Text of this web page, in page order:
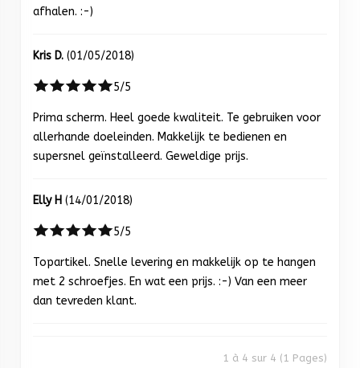
afhalen. :-)
Kris D. (01/05/2018)
5/5
Prima scherm. Heel goede kwaliteit. Te gebruiken voor
allerhande doeleinden. Makkelijk te bedienen en
supersnel geïnstalleerd. Geweldige prijs.
Elly H (14/01/2018)
5/5
Topartikel. Snelle levering en makkelijk op te hangen
met 2 schroefjes. En wat een prijs. :-) Van een meer
dan tevreden klant.
1 à 4 sur 4 (1 Pages)